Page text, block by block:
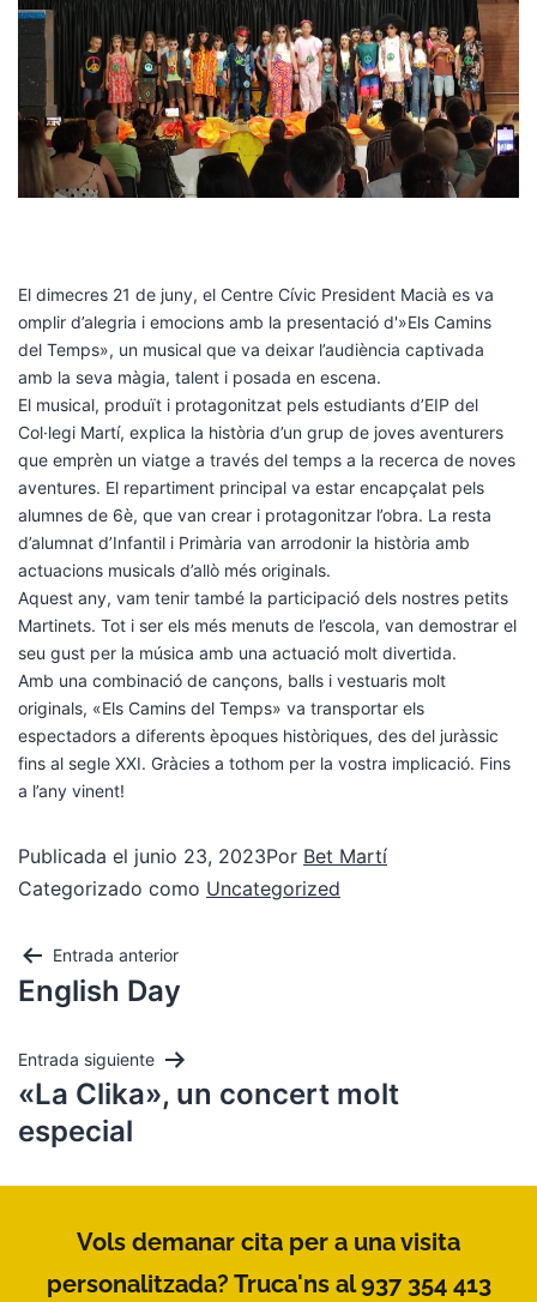
El dimecres 21 de juny, el Centre Cívic President Macià es va
omplir d’alegria i emocions amb la presentació d'»Els Camins
del Temps», un musical que va deixar l’audiència captivada
amb la seva màgia, talent i posada en escena.
El musical, produït i protagonitzat pels estudiants d’EIP del
Col·legi Martí, explica la història d’un grup de joves aventurers
que emprèn un viatge a través del temps a la recerca de noves
aventures. El repartiment principal va estar encapçalat pels
alumnes de 6è, que van crear i protagonitzar l’obra. La resta
d’alumnat d’Infantil i Primària van arrodonir la història amb
actuacions musicals d’allò més originals.
Aquest any, vam tenir també la participació dels nostres petits
Martinets. Tot i ser els més menuts de l’escola, van demostrar el
seu gust per la música amb una actuació molt divertida.
Amb una combinació de cançons, balls i vestuaris molt
originals, «Els Camins del Temps» va transportar els
espectadors a diferents èpoques històriques, des del juràssic
fins al segle XXI. Gràcies a tothom per la vostra implicació. Fins
a l’any vinent!
Publicada el junio 23, 2023Por Bet Martí
Categorizado como Uncategorized
Entrada anterior
English Day
Entrada siguiente
«La Clika», un concert molt
especial
Vols demanar cita per a una visita
personalitzada? Truca'ns al 937 354 413